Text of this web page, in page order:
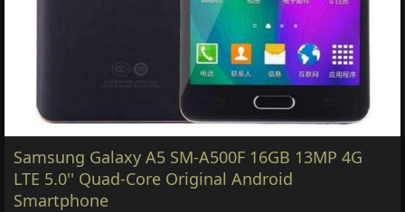
Samsung Galaxy A5 SM-A500F 16GB 13MP 4G
LTE 5.0'' Quad-Core Original Android
Smartphone